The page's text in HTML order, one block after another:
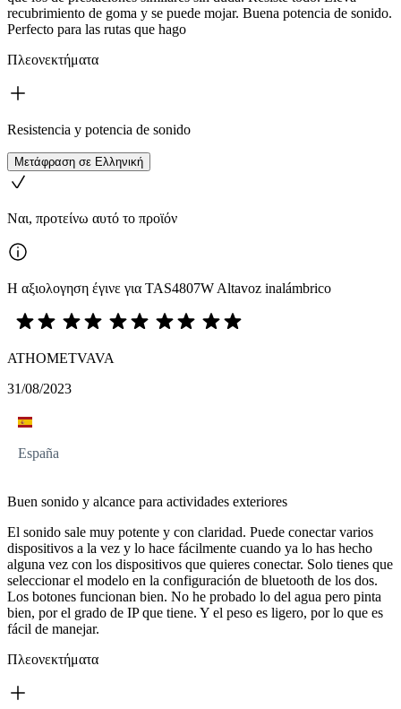
recubrimiento de goma y se puede mojar. Buena potencia de sonido.
Perfecto para las rutas que hago
Πλεονεκτήματα
Resistencia y potencia de sonido
Μετάφραση σε Ελληνική
Ναι, προτείνω αυτό το προϊόν
Η αξιολογηση έγινε για TAS4807W Altavoz inalámbrico
ATHOMETVAVA
31/08/2023
España
Buen sonido y alcance para actividades exteriores
El sonido sale muy potente y con claridad. Puede conectar varios
dispositivos a la vez y lo hace fácilmente cuando ya lo has hecho
alguna vez con los dispositivos que quieres conectar. Solo tienes que
seleccionar el modelo en la configuración de bluetooth de los dos.
Los botones funcionan bien. No he probado lo del agua pero pinta
bien, por el grado de IP que tiene. Y el peso es ligero, por lo que es
fácil de manejar.
Πλεονεκτήματα